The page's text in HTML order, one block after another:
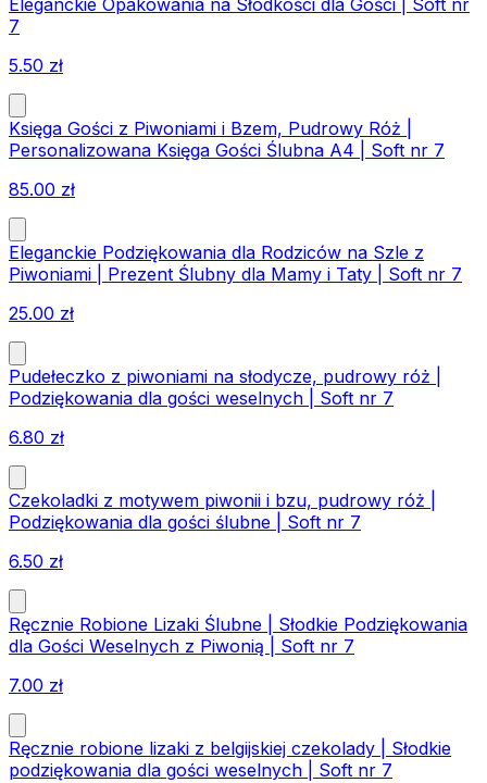
Eleganckie Opakowania na Słodkości dla Gości | Soft nr
7
5.50 zł
Księga Gości z Piwoniami i Bzem, Pudrowy Róż |
Personalizowana Księga Gości Ślubna A4 | Soft nr 7
85.00 zł
Eleganckie Podziękowania dla Rodziców na Szle z
Piwoniami | Prezent Ślubny dla Mamy i Taty | Soft nr 7
25.00 zł
Pudełeczko z piwoniami na słodycze, pudrowy róż |
Podziękowania dla gości weselnych | Soft nr 7
6.80 zł
Czekoladki z motywem piwonii i bzu, pudrowy róż |
Podziękowania dla gości ślubne | Soft nr 7
6.50 zł
Ręcznie Robione Lizaki Ślubne | Słodkie Podziękowania
dla Gości Weselnych z Piwonią | Soft nr 7
7.00 zł
Ręcznie robione lizaki z belgijskiej czekolady | Słodkie
podziękowania dla gości weselnych | Soft nr 7